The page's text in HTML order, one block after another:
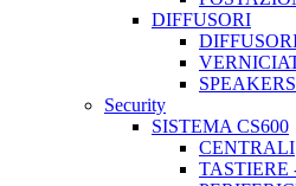
DIFFUSORI
Security
SISTEMA CS600
CENTRALI